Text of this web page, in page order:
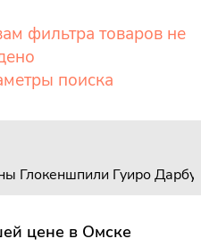
фильтра товаров не
поиска
Глокеншпили Гуиро
цене в Омске